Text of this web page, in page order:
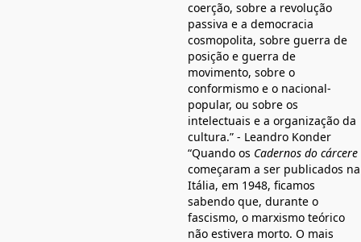
coerção, sobre a revolução
passiva e a democracia
cosmopolita, sobre guerra de
posição e guerra de
movimento, sobre o
conformismo e o nacional-
popular, ou sobre os
intelectuais e a organização da
cultura.” - Leandro Konder
“Quando os Cadernos do cárcere
começaram a ser publicados na
Itália, em 1948, ficamos
sabendo que, durante o
fascismo, o marxismo teórico
não estivera morto. O mais